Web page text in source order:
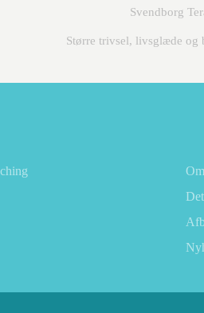
Svendborg
Større trivsel, livsglæde og